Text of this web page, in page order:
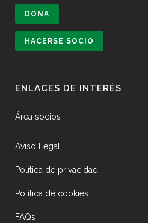
DONA
HACERSE SOCIO
ENLACES DE INTERÉS
Área socios
Aviso Legal
Política de privacidad
Política de cookies
FAQs